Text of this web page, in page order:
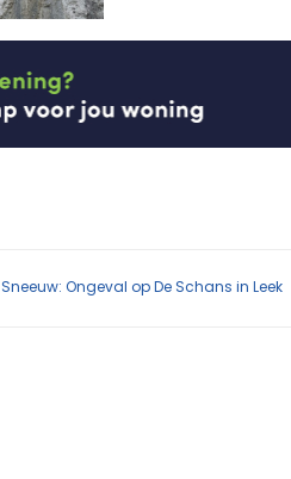
Sneeuw: Ongeval op De Schans in Leek